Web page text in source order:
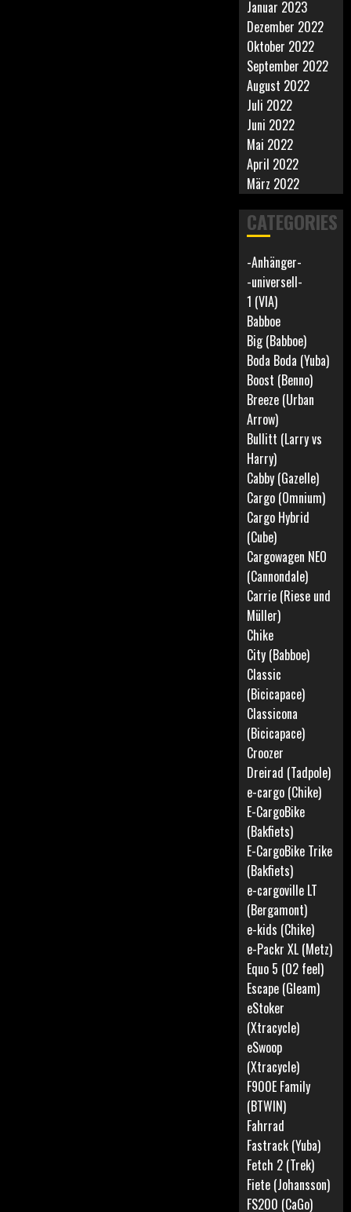
Januar 2023
Dezember 2022
Oktober 2022
September 2022
August 2022
Juli 2022
Juni 2022
Mai 2022
April 2022
März 2022
CATEGORIES
-Anhänger-
-universell-
1 (VIA)
Babboe
Big (Babboe)
Boda Boda (Yuba)
Boost (Benno)
Breeze (Urban
Arrow)
Bullitt (Larry vs
Harry)
Cabby (Gazelle)
Cargo (Omnium)
Cargo Hybrid
(Cube)
Cargowagen NEO
(Cannondale)
Carrie (Riese und
Müller)
Chike
City (Babboe)
Classic
(Bicicapace)
Classicona
(Bicicapace)
Croozer
Dreirad (Tadpole)
e-cargo (Chike)
E-CargoBike
(Bakfiets)
E-CargoBike Trike
(Bakfiets)
e-cargoville LT
(Bergamont)
e-kids (Chike)
e-Packr XL (Metz)
Equo 5 (O2 feel)
Escape (Gleam)
eStoker
(Xtracycle)
eSwoop
(Xtracycle)
F900E Family
(BTWIN)
Fahrrad
Fastrack (Yuba)
Fetch 2 (Trek)
Fiete (Johansson)
FS200 (CaGo)